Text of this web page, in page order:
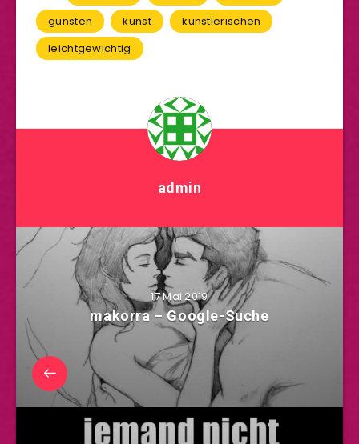
gunsten
kunst
kunstlerischen
leichtgewichtig
admin
17 Mai 2019
makorra – Google-Suche